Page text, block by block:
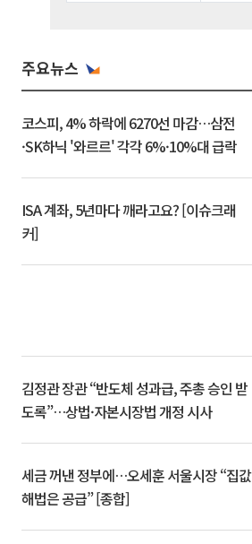
주요뉴스
코스피, 4% 하락에 6270선 마감…삼전
·SK하닉 '와르르' 각각 6%·10%대 급락
ISA 계좌, 5년마다 깨라고요? [이슈크래
커]
김정관 장관 “반도체 성과급, 주총 승인 받
도록”…상법·자본시장법 개정 시사
세금 꺼낸 정부에…오세훈 서울시장 “집값
해법은 공급” [종합]